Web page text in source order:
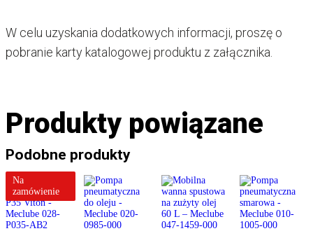
W celu uzyskania dodatkowych informacji, proszę o
pobranie karty katalogowej produktu z załącznika.
Produkty powiązane
Podobne produkty
Na
zamówienie